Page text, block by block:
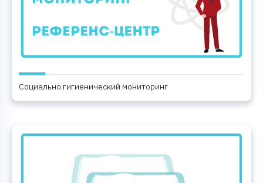
Социально гигиенический мониторинг